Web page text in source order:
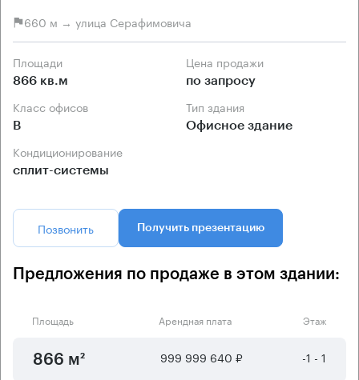
660 м → улица Серафимовича
Площади
866 кв.м
Цена продажи
по запросу
Класс офисов
B
Тип здания
Офисное здание
Кондиционирование
сплит-системы
Позвонить Получить презентацию
Предложения по продаже в этом здании:
Площадь Арендная плата Этаж
866 м² 999 999 640 ₽ -1 - 1